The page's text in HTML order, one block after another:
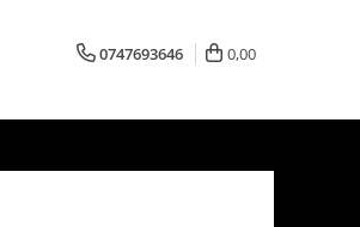
0747693646 0,00